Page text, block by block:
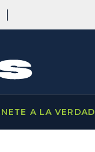
A LA VERDAD